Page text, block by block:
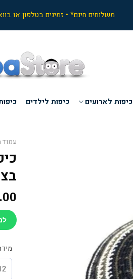
משלוחים חינם* • זמינים בטלפון או
כיפות לארועים כיפות לילדים
עמוד